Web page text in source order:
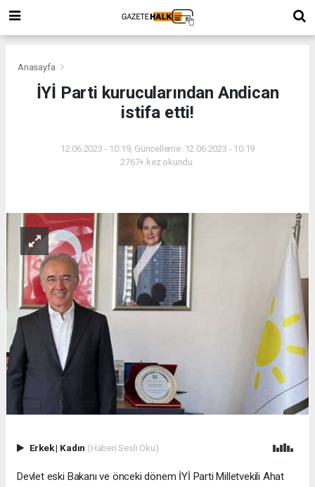
Anasayfa
İYİ Parti kurucularından Andican
istifa etti!
12.06.2023 - 10:19, Güncelleme: 12.06.2023 - 10:19
2767+ kez okundu.
Erkek| Kadın (Haberi Sesli Oku)
Devlet eski Bakanı ve önceki dönem İYİ Parti Milletvekili Ahat